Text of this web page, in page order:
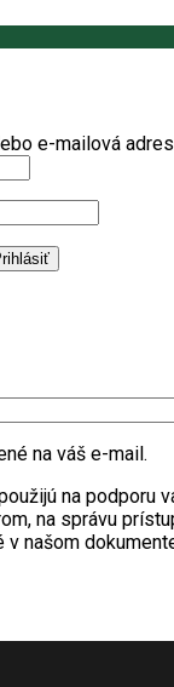
e-mailová
na váš e-mail.
na podporu
na správu
v našom